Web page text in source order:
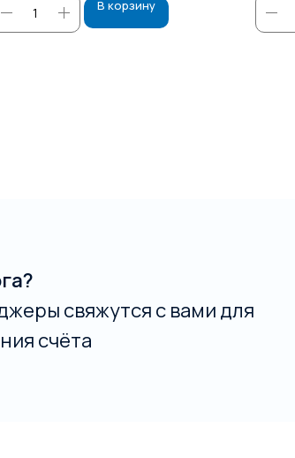
В корзину
свяжутся с вами для
счёта